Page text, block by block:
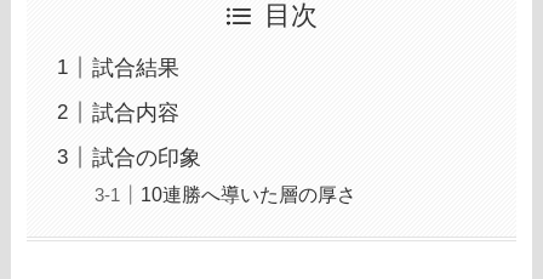
目次
試合結果
試合内容
試合の印象
10連勝へ導いた層の厚さ